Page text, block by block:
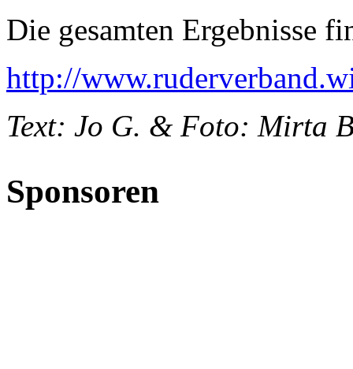
Die gesamten Ergebnisse
http://
Text: Jo G. & Foto: Mirta
Sponsoren